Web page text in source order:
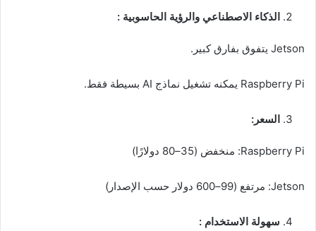
الذكاء الاصطناعي والرؤية الحاسوبية :
Jetson يتفوق بفارق كبير.
Raspberry Pi يمكنه تشغيل نماذج AI بسيطة فقط.
السعر:
Raspberry Pi: منخفض (35–80 دولارًا)
Jetson: مرتفع (99–600 دولار حسب الإصدار)
سهولة الاستخدام :